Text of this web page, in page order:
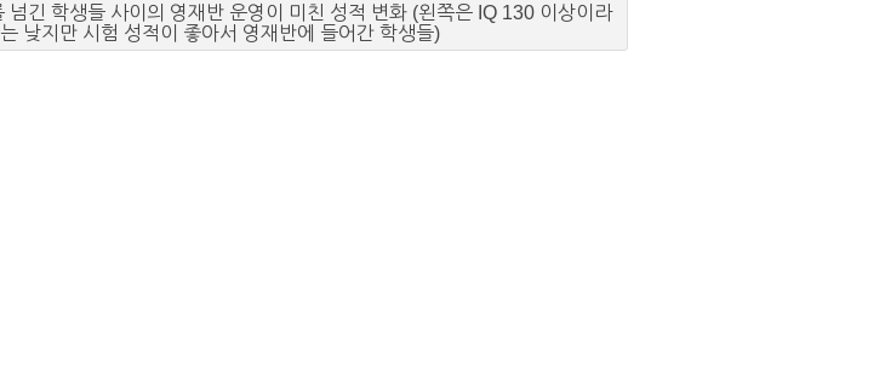
긴 학생들 사이의 영재반 운영이 미친 성적 변화 (왼쪽은 IQ 130 이상이라
낮지만 시험 성적이 좋아서 영재반에 들어간 학생들)